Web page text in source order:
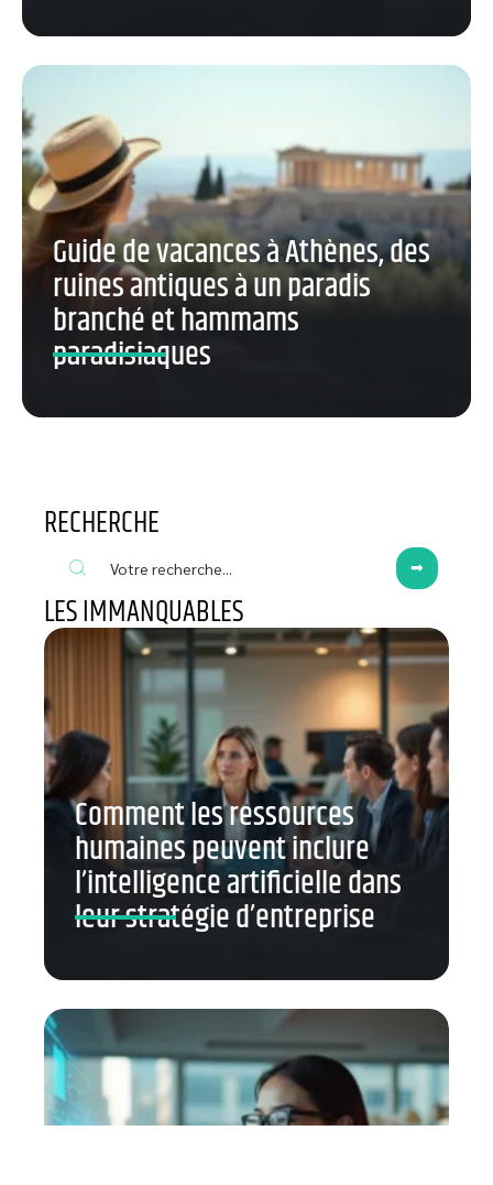
Guide de vacances à Athènes, des
ruines antiques à un paradis
branché et hammams
paradisiaques
RECHERCHE
LES IMMANQUABLES
Comment les ressources
humaines peuvent inclure
l’intelligence artificielle dans
leur stratégie d’entreprise